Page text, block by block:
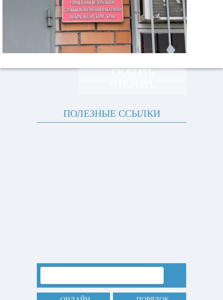
СКАЧАТЬ
ПОЛЕЗНЫЕ ССЫЛКИ